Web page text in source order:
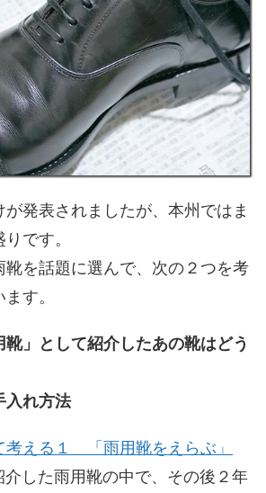
発表されましたが、本州ではま
です。
靴を話題に選んで、次の２つを考
す。
靴」として紹介したあの靴はどう
入れ方法
考える１ 「雨用靴をえらぶ」
介した雨用靴の中で、その後２年